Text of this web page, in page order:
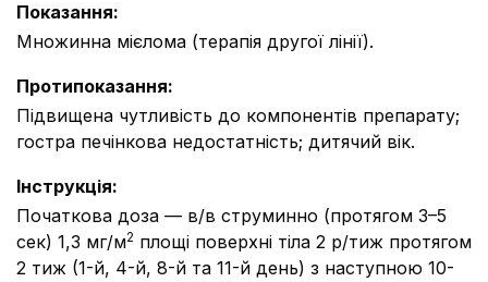
Показання:
Множинна мієлома (терапія другої лінії).
Протипоказання:
Підвищена чутливість до компонентів препарату;
гостра печінкова недостатність; дитячий вік.
Інструкція:
Початкова доза — в/в струминно (протягом 3–5
сек) 1,3 мг/м2 площі поверхні тіла 2 р/тиж протягом
2 тиж (1-й, 4-й, 8-й та 11-й день) з наступною 10-